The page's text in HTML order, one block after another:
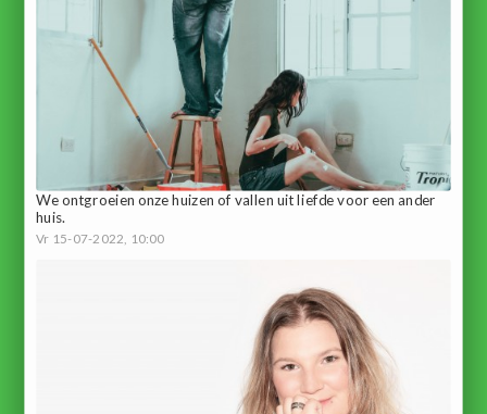
We ontgroeien onze huizen of vallen uit liefde voor een ander
huis.
Vr 15-07-2022, 10:00